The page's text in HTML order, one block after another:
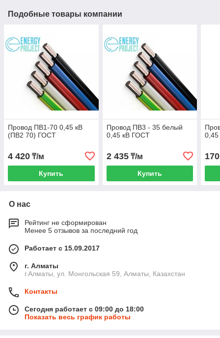
Подобные товары компании
Провод ПВ1-70 0,45 кВ
(ПВ2 70) ГОСТ
4 420 ₸/м
Купить
Провод ПВ3 - 35 белый
0,45 кВ ГОСТ
2 435₸/м
Купить
170
О нас
Рейтинг не сформирован
Менее 5 отзывов за последний год
Работает с 15.09.2017
г. Алматы
г.Алматы, ул. Монгольская 59, Алматы, Казахстан
Контакты
Сегодня работает с 09:00 до 18:00
Показать весь график работы